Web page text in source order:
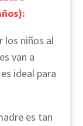
los niños al
van a
ideal para
es tan